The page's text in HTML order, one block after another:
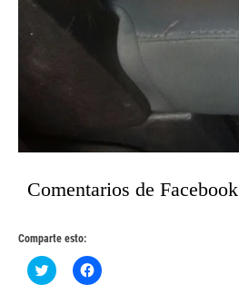
Comentarios de Facebook
Comparte esto:
Haz
clic
Haz
clic